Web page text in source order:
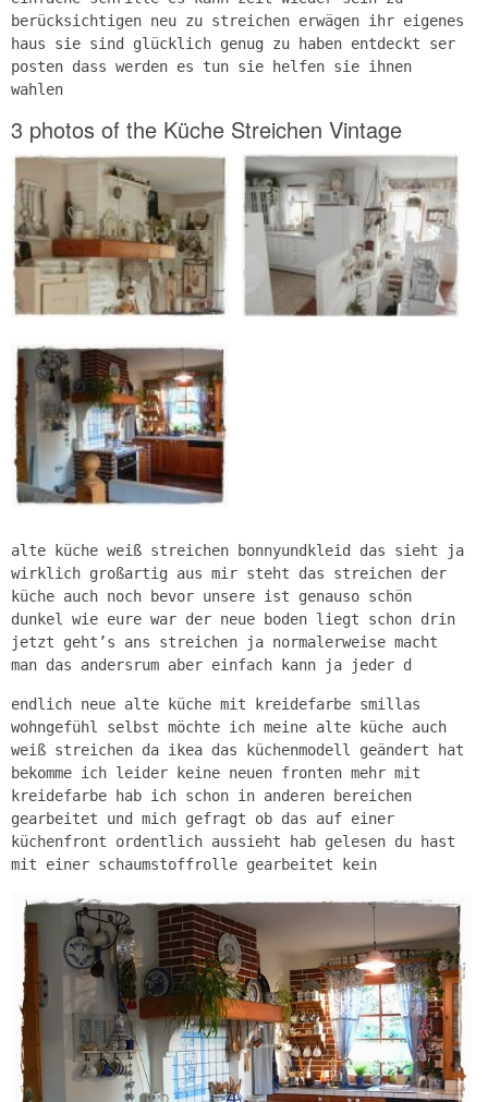
berücksichtigen neu zu streichen erwägen ihr eigenes
haus sie sind glücklich genug zu haben entdeckt ser
posten dass werden es tun sie helfen sie ihnen
wahlen
3 photos of the Küche Streichen Vintage
alte küche weiß streichen bonnyundkleid das sieht ja
wirklich großartig aus mir steht das streichen der
küche auch noch bevor unsere ist genauso schön
dunkel wie eure war der neue boden liegt schon drin
jetzt geht’s ans streichen ja normalerweise macht
man das andersrum aber einfach kann ja jeder d
endlich neue alte küche mit kreidefarbe smillas
wohngefühl selbst möchte ich meine alte küche auch
weiß streichen da ikea das küchenmodell geändert hat
bekomme ich leider keine neuen fronten mehr mit
kreidefarbe hab ich schon in anderen bereichen
gearbeitet und mich gefragt ob das auf einer
küchenfront ordentlich aussieht hab gelesen du hast
mit einer schaumstoffrolle gearbeitet kein